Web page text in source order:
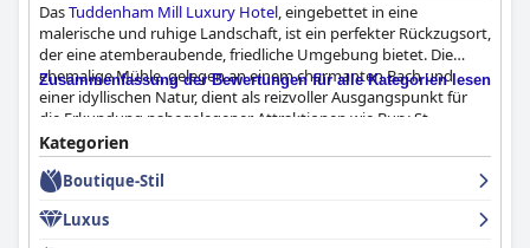
DasTuddenham Mill Luxury Hotel, eingebettet in eine
malerische und ruhige Landschaft, ist ein perfekter Rückzugsort,
der eine atemberaubende, friedliche Umgebung bietet. Die
ehemalige Mühle, gelegen an einem charmanten Bach und
einer idyllischen Natur, dient als reizvoller Ausgangspunkt für
die Erkundung nahegelegener Attraktionen wie Bury St
Edmunds und Newmarket. Die stilvollen, liebevoll renovierten
Gebäude schaffen ein friedliches Ambiente und machen es ideal
für einen ruhigen Urlaub.
Das Frühstück im Tuddenham Mill wird hoch gelobt und als
Zusammenfassung der Bewertungen für alle Kategorien lesen
Kategorien
Boutique-Stil
Luxus